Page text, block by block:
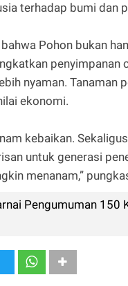
terhadap bumi dan
Pohon bukan
penyimpanan
nyaman. Tanaman
ekonomi.
kebaikan.
untuk generasi
menanam,”
Pengumuman 150